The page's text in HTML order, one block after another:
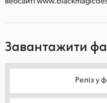
Завантажити
Реліз у